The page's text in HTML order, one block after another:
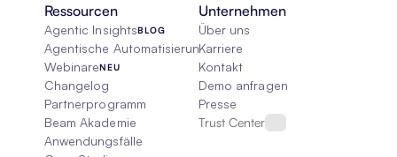
Ressourcen
Agentic InsightsBLOG
Agentische Automatisierung 101
WebinareNEU
Changelog
Partnerprogramm
Beam Akademie
Anwendungsfälle
Unternehmen
Über uns
Karriere
Kontakt
Demo anfragen
Presse
Trust Center